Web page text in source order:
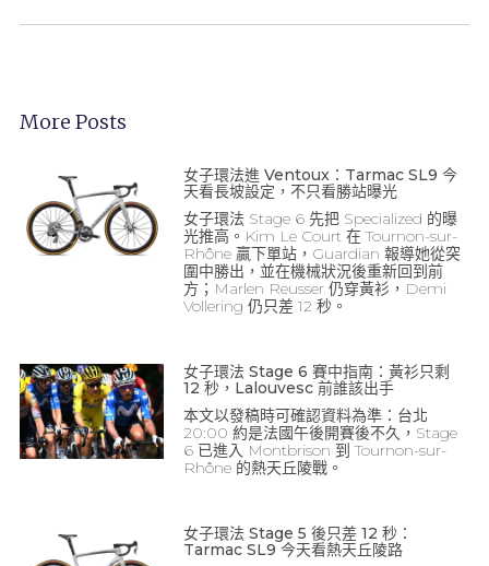
More Posts
女子環法進 Ventoux：Tarmac SL9 今
天看長坡設定，不只看勝站曝光
女子環法 Stage 6 先把 Specialized 的曝
光推高。Kim Le Court 在 Tournon-sur-
Rhône 贏下單站，Guardian 報導她從突
圍中勝出，並在機械狀況後重新回到前
方；Marlen Reusser 仍穿黃衫，Demi
Vollering 仍只差 12 秒。
女子環法 Stage 6 賽中指南：黃衫只剩
12 秒，Lalouvesc 前誰該出手
本文以發稿時可確認資料為準：台北
20:00 約是法國午後開賽後不久，Stage
6 已進入 Montbrison 到 Tournon-sur-
Rhône 的熱天丘陵戰。
女子環法 Stage 5 後只差 12 秒：
Tarmac SL9 今天看熱天丘陵路